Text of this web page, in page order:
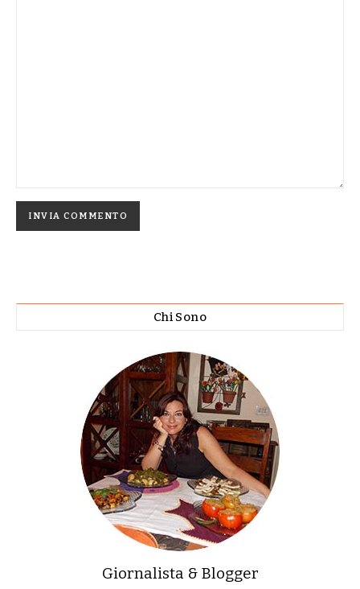
Chi Sono
Giornalista & Blogger